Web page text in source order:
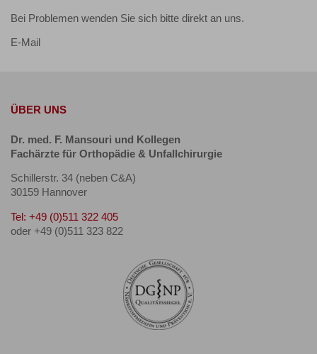
Bei Problemen wenden Sie sich bitte direkt an uns.
E-Mail
ÜBER UNS
Dr. med. F. Mansouri und Kollegen
Fachärzte für Orthopädie & Unfallchirurgie
Schillerstr. 34 (neben C&A)
30159 Hannover
Tel: +49 (0)511 322 405
oder +49 (0)511 323 822